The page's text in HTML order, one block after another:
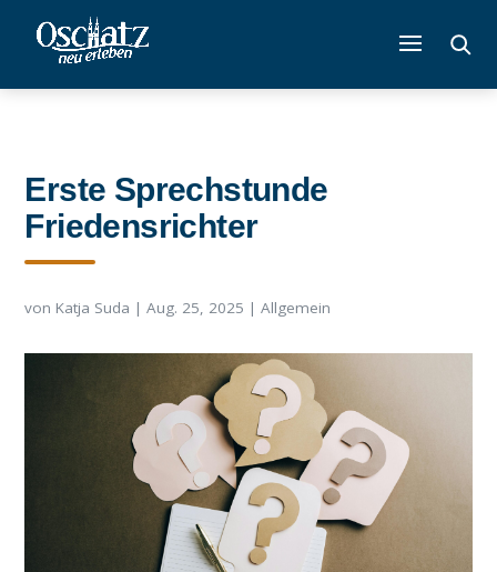
Erste Sprechstunde
Friedensrichter
von Katja Suda |Aug. 25, 2025 |Allgemein